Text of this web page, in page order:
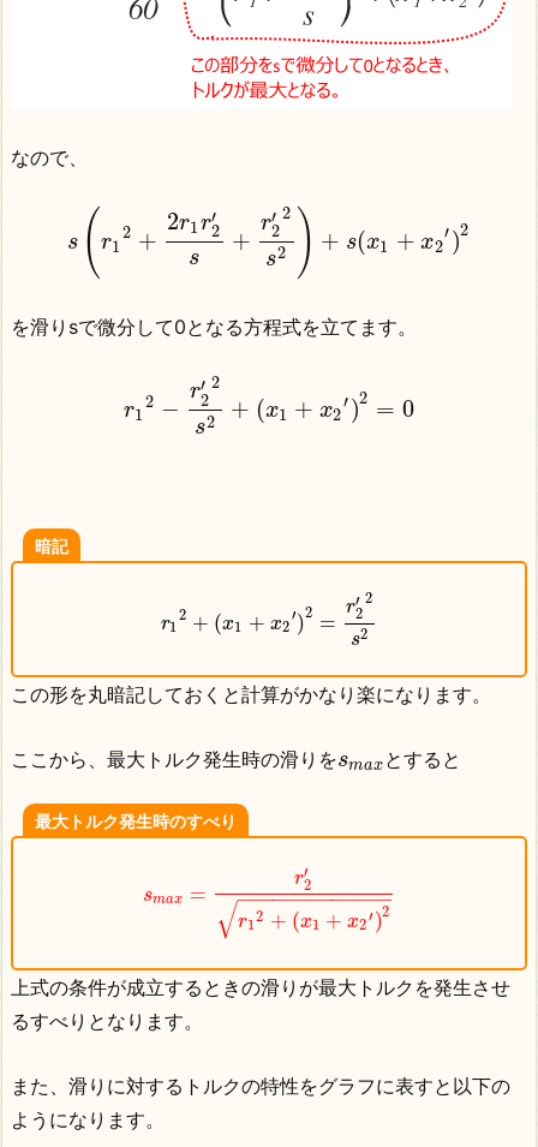
なので、
s (r1
2 +
2r1r′
2
s
+
r′
2
2
s2 ) + s(x1 + x2
′)2
を滑りsで微分して0となる方程式を立てます。
r1
2 −
r′
2
2
s2 + (x1 + x2
′)2 = 0
暗記
r1
2 + (x1 + x2
′)2 =
r′
2
2
s2
この形を丸暗記しておくと計算がかなり楽になります。
ここから、最大トルク発生時の滑りをsmax とすると
最大トルク発生時のすべり
smax =
r′
2
r1
2 + (x1 + x2
′ )2
− −
−−−−−−−−−−−
√
上式の条件が成立するときの滑りが最大トルクを発生させ
るすべりとなります。
また、滑りに対するトルクの特性をグラフに表すと以下の
ようになります。